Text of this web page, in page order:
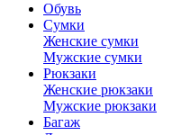
Обувь
Сумки
Женские сумки
Мужские сумки
Рюкзаки
Женские рюкзаки
Мужские рюкзаки
Багаж